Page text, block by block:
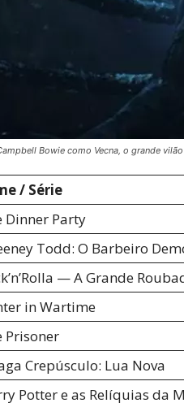
Bowie como Vecna, o grande
/ Série
Dinner Party
Todd: O Barbeiro
— A Grande
in Wartime
Prisoner
Crepúsculo: Lua Nova
Potter e as Relíquias da